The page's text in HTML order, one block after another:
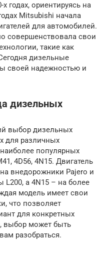
годах, ориентируясь на
Mitsubishi начала
для автомобилей.
совершенствовала свои
такие как
дизельные
своей надежностью и
дизельных
выбор дизельных
для различных
популярных
4D56, 4N15. Двигатель
внедорожники Pajero и
L200, а 4N15 – на более
модель имеет свои
что позволяет
для конкретных
выбор может быть
разобраться.